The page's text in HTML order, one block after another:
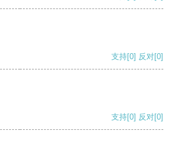
支持[0] 反对[0]
支持[0] 反对[0]